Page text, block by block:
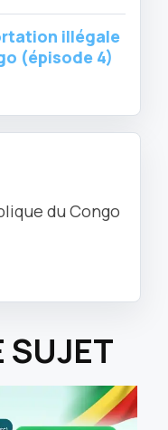
illégale
(épisode 4)
du Congo
SUJET